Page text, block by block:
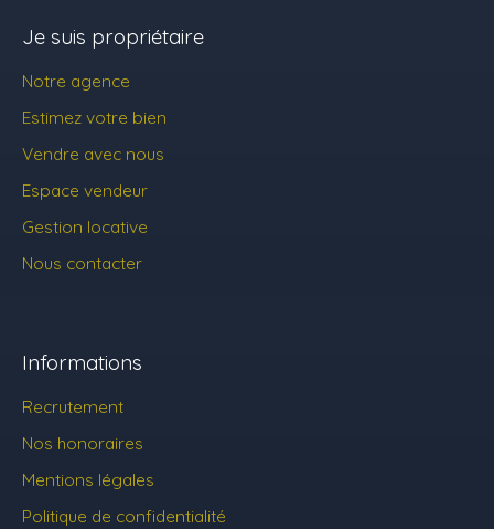
Je suis propriétaire
Notre agence
Estimez votre bien
Vendre avec nous
Espace vendeur
Gestion locative
Nous contacter
Informations
Recrutement
Nos honoraires
Mentions légales
Politique de confidentialité